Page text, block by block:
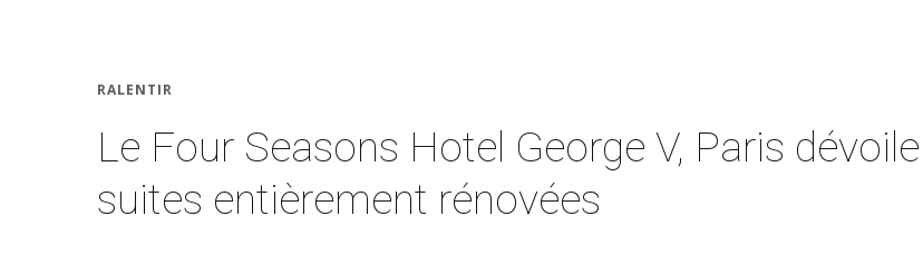
RALENTIR
Le Four Seasons Hotel George V, Paris
suites entièrement rénovées